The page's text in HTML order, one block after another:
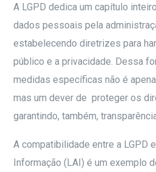
A LGPD dedica um capítulo
dados pessoais pela
estabelecendo diretrizes para
público e a privacidade. Dessa
medidas específicas não é
mas um dever de proteger os
garantindo, também,
A compatibilidade entre a LGPD
Informação (LAI) é um exemplo